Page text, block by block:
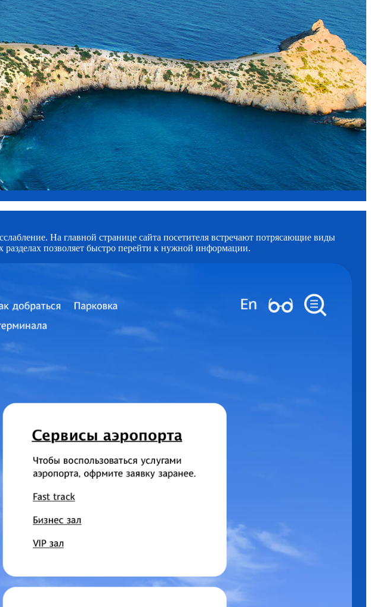
На главной странице сайта посетителя встречают потрясающие виды
позволяет быстро перейти к нужной информации.